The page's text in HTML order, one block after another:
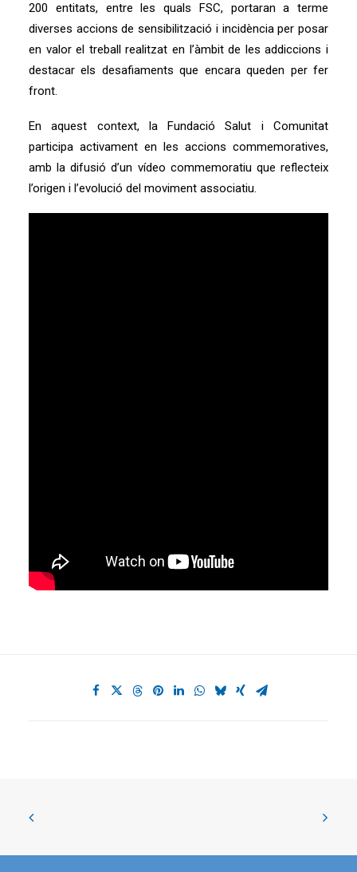
200 entitats, entre les quals FSC, portaran a terme
diverses accions de sensibilització i incidència per posar
en valor el treball realitzat en l’àmbit de les addiccions i
destacar els desafiaments que encara queden per fer
front.
En aquest context, la Fundació Salut i Comunitat
participa activament en les accions commemoratives,
amb la difusió d’un vídeo commemoratiu que reflecteix
l’origen i l’evolució del moviment associatiu.